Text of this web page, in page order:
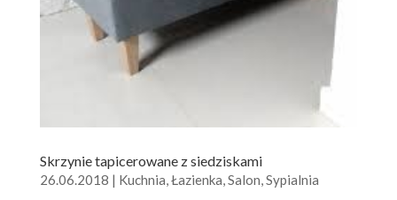
Skrzynie tapicerowane z siedziskami
26.06.2018 | Kuchnia,Łazienka,Salon,Sypialnia